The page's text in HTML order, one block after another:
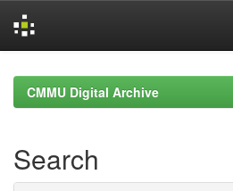
navigationCMMU Digital Archive
Search